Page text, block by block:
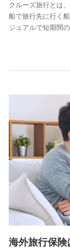
クルーズ旅行とは
船で旅行先に行く
ジュアルで短期間
海外旅行保